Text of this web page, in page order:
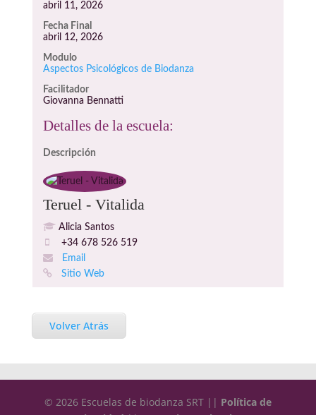
abril 11, 2026
Fecha Final
abril 12, 2026
Modulo
Aspectos Psicológicos de Biodanza
Facilitador
Giovanna Bennatti
Detalles de la escuela:
Descripción
Teruel - Vitalida
Alicia Santos
+34 678 526 519
Email
Sitio Web
Volver Atrás
© 2026 Escuelas de biodanza SRT || Política de